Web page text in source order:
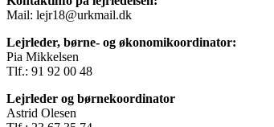
Mail: lejr18@urkmail.dk
Lejrleder, børne- og økonomikoordinator:
Pia Mikkelsen
Tlf.: 91 92 00 48
Lejrleder og børnekoordinator
Astrid Olesen